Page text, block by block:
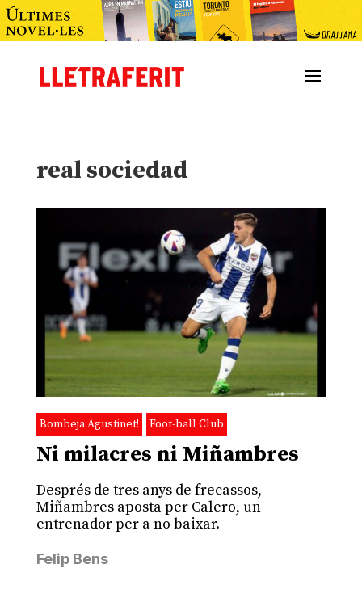
real sociedad
Bombeja Agustinet! Foot-ball Club
Ni milacres ni Miñambres
Després de tres anys de frecassos,
Miñambres aposta per Calero, un
entrenador per a no baixar.
Felip Bens